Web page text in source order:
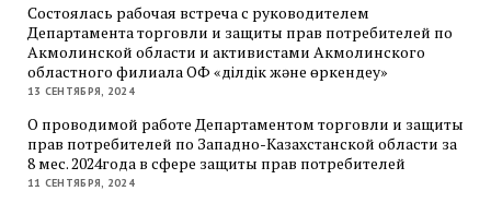
Состоялась рабочая встреча с руководителем
Департамента торговли и защиты прав потребителей по
Акмолинской области и активистами Акмолинского
областного филиала ОФ «Әділдік және өркендеу»
13 СЕНТЯБРЯ, 2024
О проводимой работе Департаментом торговли и защиты
прав потребителей по Западно-Казахстанской области за
8 мес. 2024года в сфере защиты прав потребителей
11 СЕНТЯБРЯ, 2024